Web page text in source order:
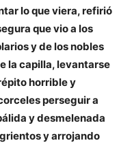
lo que viera, refirió
que vio a los
y de los nobles
la capilla, levantarse
horrible y
perseguir a
y desmelenada
y arrojando